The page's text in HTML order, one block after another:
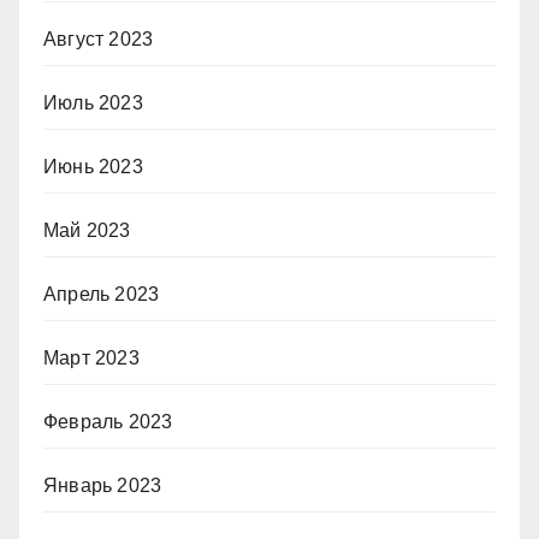
Август 2023
Июль 2023
Июнь 2023
Май 2023
Апрель 2023
Март 2023
Февраль 2023
Январь 2023